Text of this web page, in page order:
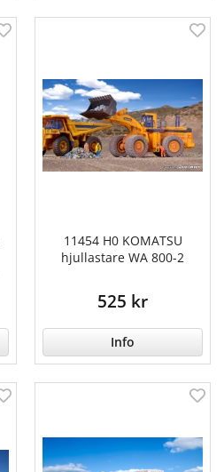
11454 H0 KOMATSU
hjullastare WA 800-2
525 kr
Info